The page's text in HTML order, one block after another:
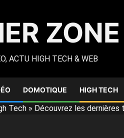
ZONE
ACTU HIGH TECH & WEB
DOMOTIQUE HIGH TECH
Tech » Découvrez les dernières